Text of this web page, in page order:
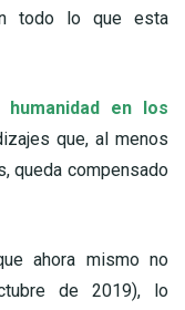
todo lo que esta
en los
que, al menos
queda compensado
ahora mismo no
de 2019), lo